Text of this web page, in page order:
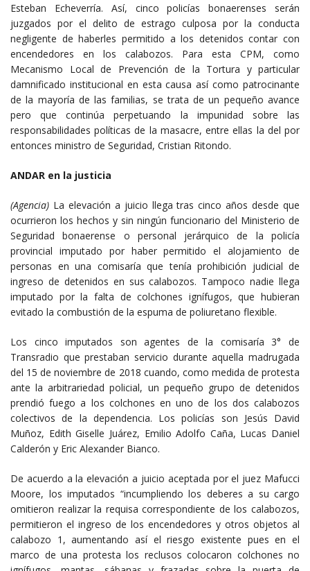
Esteban Echeverría. Así, cinco policías bonaerenses serán
juzgados por el delito de estrago culposa por la conducta
negligente de haberles permitido a los detenidos contar con
encendedores en los calabozos. Para esta CPM, como
Mecanismo Local de Prevención de la Tortura y particular
damnificado institucional en esta causa así como patrocinante
de la mayoría de las familias, se trata de un pequeño avance
pero que continúa perpetuando la impunidad sobre las
responsabilidades políticas de la masacre, entre ellas la del por
entonces ministro de Seguridad, Cristian Ritondo.
ANDAR en la justicia
(Agencia) La elevación a juicio llega tras cinco años desde que
ocurrieron los hechos y sin ningún funcionario del Ministerio de
Seguridad bonaerense o personal jerárquico de la policía
provincial imputado por haber permitido el alojamiento de
personas en una comisaría que tenía prohibición judicial de
ingreso de detenidos en sus calabozos. Tampoco nadie llega
imputado por la falta de colchones ignífugos, que hubieran
evitado la combustión de la espuma de poliuretano flexible.
Los cinco imputados son agentes de la comisaría 3° de
Transradio que prestaban servicio durante aquella madrugada
del 15 de noviembre de 2018 cuando, como medida de protesta
ante la arbitrariedad policial, un pequeño grupo de detenidos
prendió fuego a los colchones en uno de los dos calabozos
colectivos de la dependencia. Los policías son Jesús David
Muñoz, Edith Giselle Juárez, Emilio Adolfo Caña, Lucas Daniel
Calderón y Eric Alexander Bianco.
De acuerdo a la elevación a juicio aceptada por el juez Mafucci
Moore, los imputados “incumpliendo los deberes a su cargo
omitieron realizar la requisa correspondiente de los calabozos,
permitieron el ingreso de los encendedores y otros objetos al
calabozo 1, aumentando así el riesgo existente pues en el
marco de una protesta los reclusos colocaron colchones no